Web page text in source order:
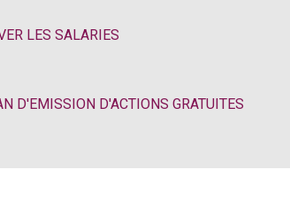
LES SALARIES
D'EMISSION D'ACTIONS GRATUITES